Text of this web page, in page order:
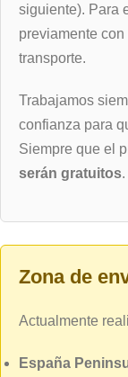
siguiente). Para
previamente
transporte.
Trabajamos
confianza para
Siempre que el
serán gratuitos.
Zona de
Actualmente
España